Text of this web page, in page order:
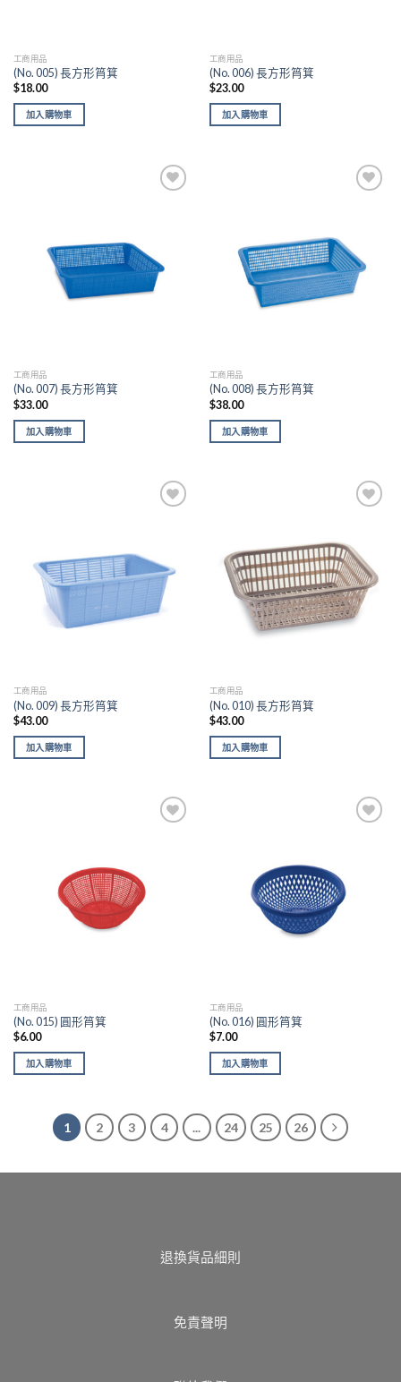
工商用品
(No. 005) 長方形筲箕
$18.00
加入購物車
工商用品
(No. 006) 長方形筲箕
$23.00
加入購物車
工商用品
(No. 007) 長方形筲箕
$33.00
加入購物車
工商用品
(No. 008) 長方形筲箕
$38.00
加入購物車
工商用品
(No. 009) 長方形筲箕
$43.00
加入購物車
工商用品
(No. 010) 長方形筲箕
$43.00
加入購物車
工商用品
(No. 015) 圓形筲箕
$6.00
加入購物車
工商用品
(No. 016) 圓形筲箕
$7.00
加入購物車
1 2 3 4 ... 24 25 26
退換貨品細則
免責聲明